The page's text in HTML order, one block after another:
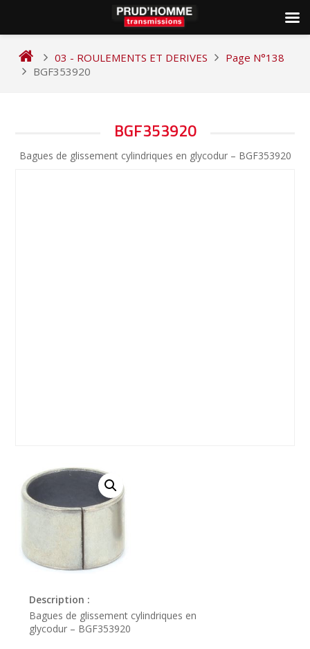
content
03 - ROULEMENTS ET DERIVES
Page N°138
BGF353920
BGF353920
Bagues de glissement cylindriques en glycodur – BGF353920
Description :
Bagues de glissement cylindriques en
glycodur – BGF353920
DE